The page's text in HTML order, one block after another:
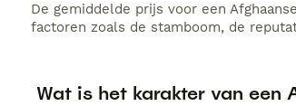
De gemiddelde prijs voor een
factoren zoals de stamboom, de
Wat is het karakter van een